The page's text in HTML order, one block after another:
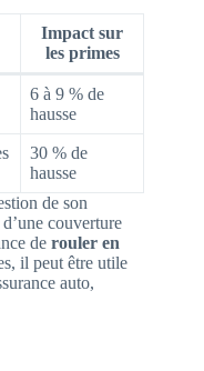
Impact sur
les primes
6 à 9 % de
hausse
30 % de
hausse
de son
couverture
de rouler en
il peut être utile
auto,